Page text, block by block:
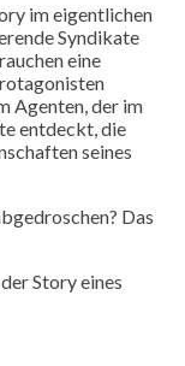
im eigentlichen
Syndikate
eine
Agenten, der im
entdeckt, die
seines
Das
Story eines